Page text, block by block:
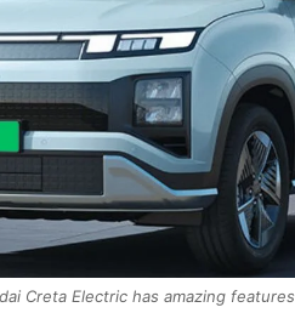
Creta Electric has amazing features